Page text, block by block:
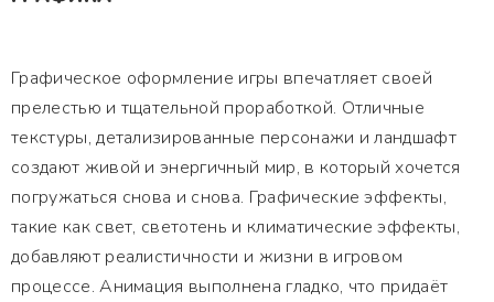
Графическое оформление игры впечатляет своей
прелестью и тщательной проработкой. Отличные
текстуры, детализированные персонажи и ландшафт
создают живой и энергичный мир, в который хочется
погружаться снова и снова. Графические эффекты,
такие как свет, светотень и климатические эффекты,
добавляют реалистичности и жизни в игровом
процессе. Анимация выполнена гладко, что придаёт